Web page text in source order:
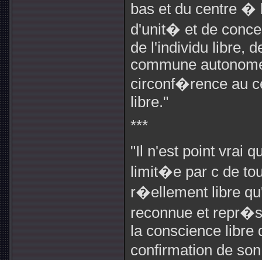
bas et du centre
d'unit� et de
de l'individu libre,
commune
circonf�rence au
libre."
***
"Il n'est point vrai
limit�e par c de
r�ellement libre
reconnue et
la conscience libre
confirmation de